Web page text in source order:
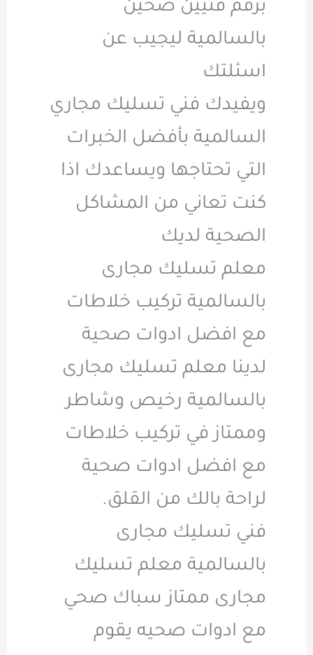
برقم فنيين صحين
بالسالمية ليجيب عن
اسئلتك
ويفيدك فني تسليك مجاري
السالمية بأفضل الخبرات
التي تحتاجها ويساعدك اذا
كنت تعاني من المشاكل
الصحية لديك
معلم تسليك مجارى
بالسالمية تركيب خلاطات
مع افضل ادوات صحية
لدينا معلم تسليك مجارى
بالسالمية رخيص وشاطر
وممتاز في تركيب خلاطات
مع افضل ادوات صحية
لراحة بالك من القلق.
فني تسليك مجارى
بالسالمية معلم تسليك
مجارى ممتاز سباك صحي
مع ادوات صحيه يقوم